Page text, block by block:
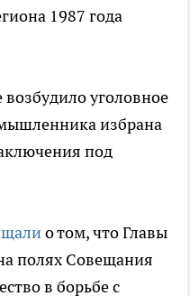
1987 года
уголовное
избрана
под
о том, что Главы
полях Совещания
в борьбе с